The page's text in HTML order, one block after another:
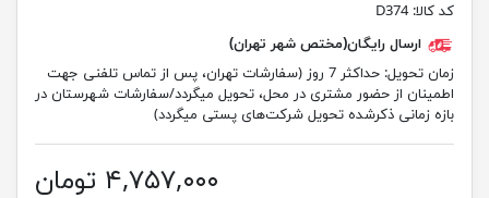
کد کالا: D374
ارسال رایگان(مختص شهر تهران)
زمان تحویل:
حداکثر 7 روز (سفارشات تهران، پس از تماس تلفنی جهت
اطمینان از حضور مشتری در محل، تحویل میگردد/سفارشات شهرستان در
بازه زمانی ذکرشده تحویل شرکت‌های پستی میگردد)
۴,۷۵۷,۰۰۰ تومان